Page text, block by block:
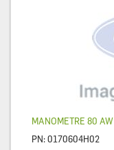
MANOMETRE 80 AW
PN:0170604H02